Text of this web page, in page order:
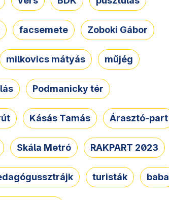
facsemete Zoboki Gábor
milkovics mátyás műjég
Podmanicky tér
Kásás Tamás Árasztó-part
Skála Metró RAKPART 2023
turisták baba